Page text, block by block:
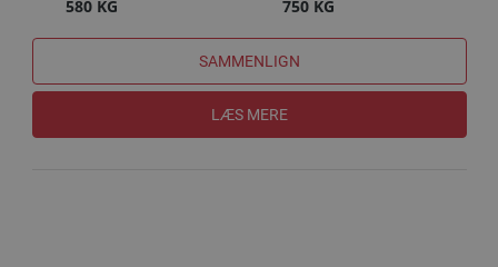
580 KG 750 KG
SAMMENLIGN
LÆS MERE